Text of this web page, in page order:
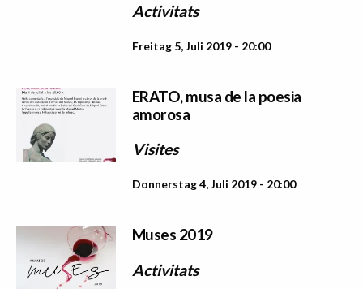
Activitats
Freitag 5, Juli 2019 - 20:00
ERATO, musa de la poesia
amorosa
Visites
Donnerstag 4, Juli 2019 - 20:00
Muses 2019
Activitats